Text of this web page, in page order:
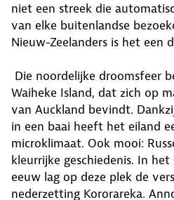
niet een streek die
van elke buitenlandse
Nieuw-Zeelanders is het een
Die noordelijke droomsfeer
Waiheke Island, dat zich op
van Auckland bevindt.
in een baai heeft het eiland
microklimaat. Ook mooi:
kleurrijke geschiedenis. In
eeuw lag op deze plek de
nederzetting Kororareka.